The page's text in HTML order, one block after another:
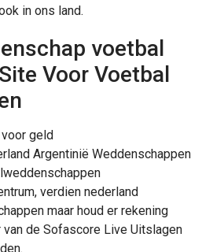
in ons land.
voetbal
Voor Voetbal
geld
Argentinië Weddenschappen
verdien nederland
maar houd er rekening
van de Sofascore Live Uitslagen